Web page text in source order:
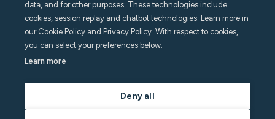
data, and for other purposes. These technologies include
cookies, session replay and chatbot technologies. Learn more in
our Cookie Policy and Privacy Policy. With respect to cookies,
you can select your preferences below.
Learn more
Deny all